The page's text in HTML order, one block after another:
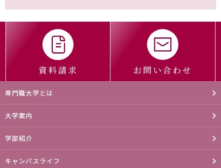
資料請求 お問い合わせ
専門職大学とは
大学案内
学部紹介
キャンパスライフ